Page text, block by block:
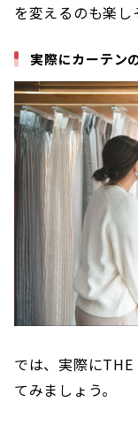
を変えるのも楽し
実際にカーテン
では、実際に
てみましょう。